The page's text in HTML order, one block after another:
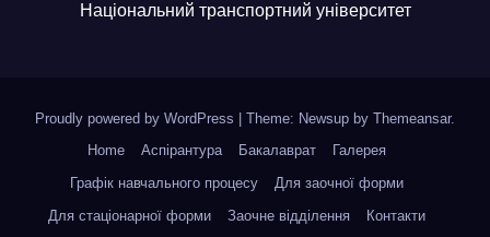
Національний транспортний університет
Proudly powered by WordPress Theme: Newsup by Themeansar.
Home
Аспірантура Бакалаврат
Галерея
Графік навчального процесу
Для заочної форми
Для стаціонарної форми
Заочне відділення Контакти